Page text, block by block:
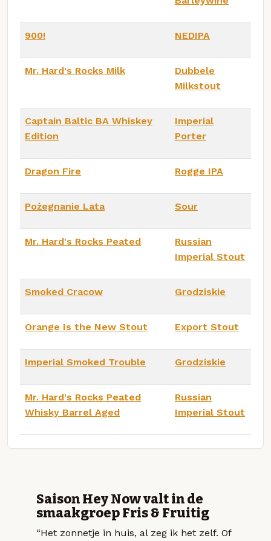
900! NEDIPA
Mr. Hard's Rocks Milk
Dubbele
Milkstout
Captain Baltic BA Whiskey
Edition
Imperial
Porter
Dragon Fire Rogge IPA
Pożegnanie Lata Sour
Mr. Hard's Rocks Peated
Russian
Imperial Stout
Smoked Cracow Grodziskie
Orange Is the New Stout Export Stout
Imperial Smoked Trouble Grodziskie
Mr. Hard's Rocks Peated
Whisky Barrel Aged
Russian
Imperial Stout
Saison Hey Now valt in de
smaakgroep Fris & Fruitig
“Het zonnetje in huis, al zeg ik het zelf. Of